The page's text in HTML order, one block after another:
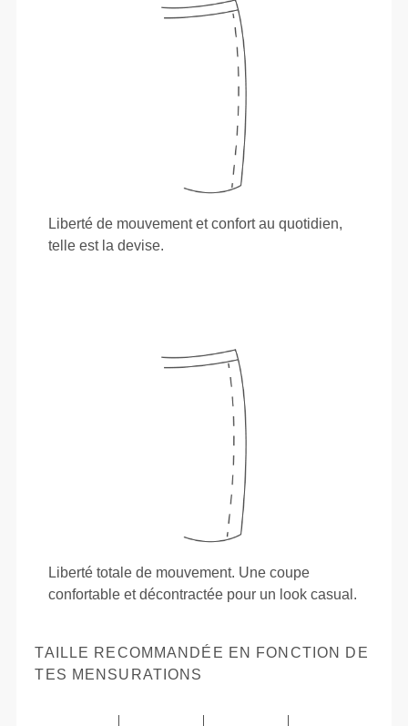
Liberté de mouvement et confort au quotidien,
telle est la devise.
Liberté totale de mouvement. Une coupe
confortable et décontractée pour un look casual.
TAILLE RECOMMANDÉE EN FONCTION DE
TES MENSURATIONS